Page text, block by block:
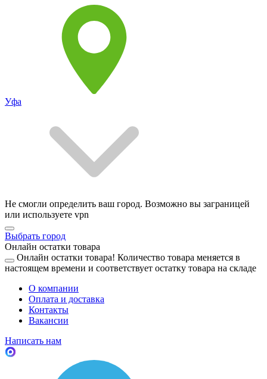
Уфа
Не смогли определить ваш город. Возможно вы заграницей
или используете vpn
Выбрать город
Онлайн остатки товара
Онлайн остатки товара! Количество товара меняется в
настоящем времени и соответствует остатку товара на складе
О компании
Оплата и доставка
Контакты
Вакансии
Написать нам